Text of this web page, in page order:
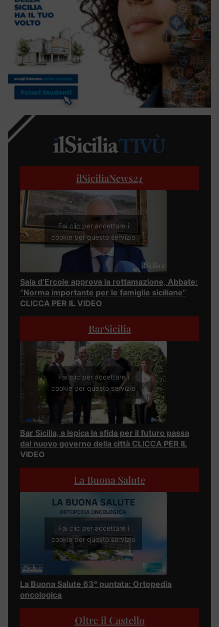
ilSiciliaNews24
Fai clic per accettare i
cookie per questo servizio
Sala d’Ercole approva la rottamazione, Abbate:
“Norma importante per le famiglie siciliane”
CLICCA PER IL VIDEO
BarSicilia
Fai clic per accettare i
cookie per questo servizio
Bar Sicilia, a Ispica la sfida per il futuro passa
dal nuovo governo della città CLICCA PER IL
VIDEO
La Buona Salute
Fai clic per accettare i
cookie per questo servizio
La Buona Salute 63° puntata: Ortopedia
oncologica
Oltre il Castello